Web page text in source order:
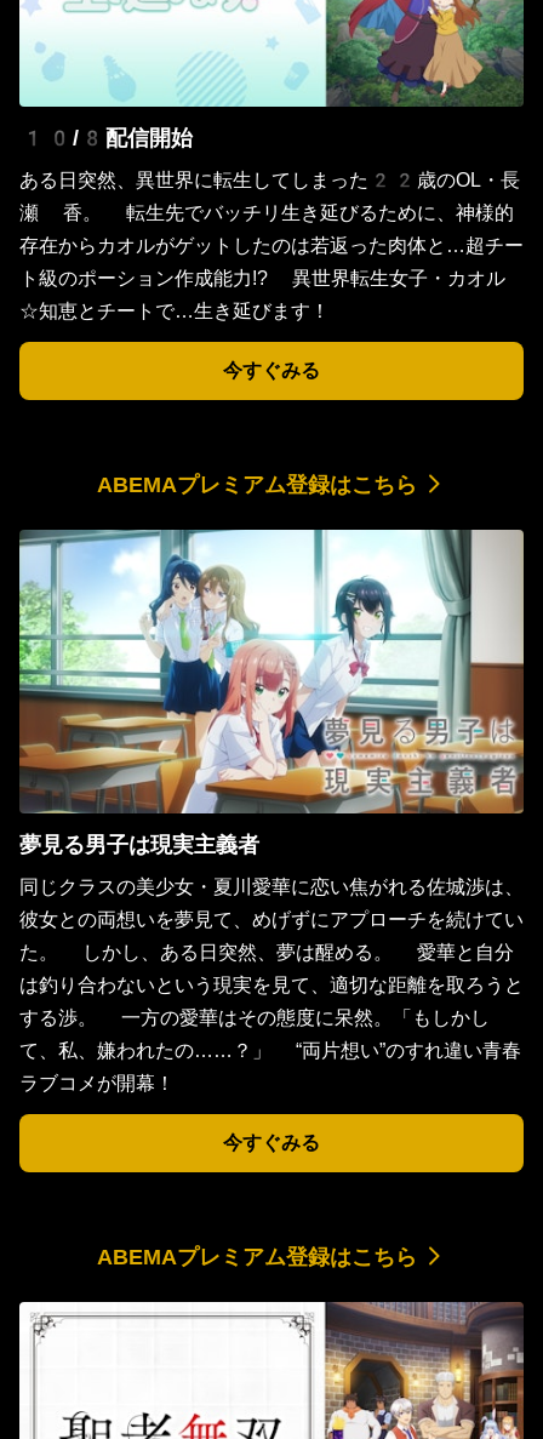
10/8配信開始
ある日突然、異世界に転生してしまった22歳のOL・長
瀬 香。 転生先でバッチリ生き延びるために、神様的
存在からカオルがゲットしたのは若返った肉体と…超チー
ト級のポーション作成能力!? 異世界転生女子・カオル
☆知恵とチートで…生き延びます！
今すぐみる
ABEMAプレミアム登録はこちら
夢見る男子は現実主義者
同じクラスの美少女・夏川愛華に恋い焦がれる佐城渉は、
彼女との両想いを夢見て、めげずにアプローチを続けてい
た。 しかし、ある日突然、夢は醒める。 愛華と自分
は釣り合わないという現実を見て、適切な距離を取ろうと
する渉。 一方の愛華はその態度に呆然。「もしかし
て、私、嫌われたの……？」 “両片想い”のすれ違い青春
ラブコメが開幕！
今すぐみる
ABEMAプレミアム登録はこちら